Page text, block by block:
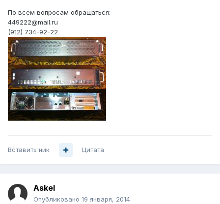
По всем вопросам обращаться:
449222@mail.ru
(912) 734-92-22
Вставить ник Цитата
Askel
Опубликовано 19 января, 2014